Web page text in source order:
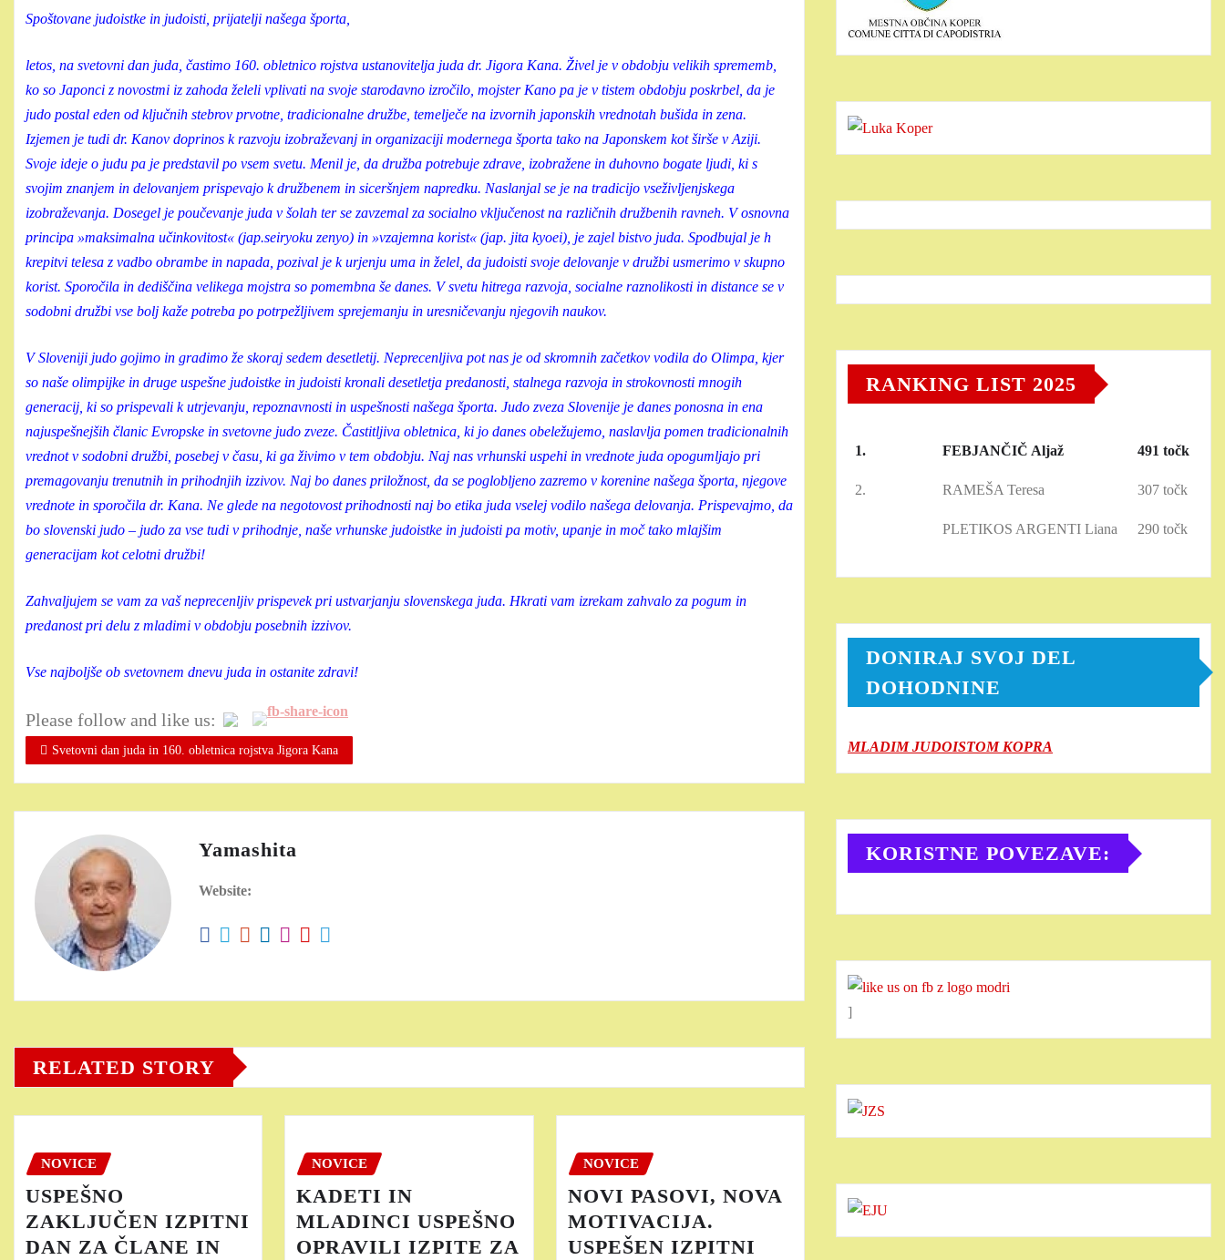
Spoštovane judoistke in judoisti, prijatelji našega športa,
letos, na svetovni dan juda, častimo 160. obletnico rojstva ustanovitelja juda dr. Jigora Kana. Živel je v obdobju velikih sprememb,
ko so Japonci z novostmi iz zahoda želeli vplivati na svoje starodavno izročilo, mojster Kano pa je v tistem obdobju poskrbel, da je
judo postal eden od ključnih stebrov prvotne, tradicionalne družbe, temelječe na izvornih japonskih vrednotah bušida in zena.
Izjemen je tudi dr. Kanov doprinos k razvoju izobraževanj in organizaciji modernega športa tako na Japonskem kot širše v Aziji.
Svoje ideje o judu pa je predstavil po vsem svetu. Menil je, da družba potrebuje zdrave, izobražene in duhovno bogate ljudi, ki s
svojim znanjem in delovanjem prispevajo k družbenem in siceršnjem napredku. Naslanjal se je na tradicijo vseživljenjskega
izobraževanja. Dosegel je poučevanje juda v šolah ter se zavzemal za socialno vključenost na različnih družbenih ravneh. V osnovna
principa »maksimalna učinkovitost« (jap.seiryoku zenyo) in »vzajemna korist« (jap. jita kyoei), je zajel bistvo juda. Spodbujal je h
krepitvi telesa z vadbo obrambe in napada, pozival je k urjenju uma in želel, da judoisti svoje delovanje v družbi usmerimo v skupno
korist. Sporočila in dediščina velikega mojstra so pomembna še danes. V svetu hitrega razvoja, socialne raznolikosti in distance se v
sodobni družbi vse bolj kaže potreba po potrpežljivem sprejemanju in uresničevanju njegovih naukov.
V Sloveniji judo gojimo in gradimo že skoraj sedem desetletij. Neprecenljiva pot nas je od skromnih začetkov vodila do Olimpa, kjer
so naše olimpijke in druge uspešne judoistke in judoisti kronali desetletja predanosti, stalnega razvoja in strokovnosti mnogih
generacij, ki so prispevali k utrjevanju, repoznavnosti in uspešnosti našega športa. Judo zveza Slovenije je danes ponosna in ena
najuspešnejših članic Evropske in svetovne judo zveze. Častitljiva obletnica, ki jo danes obeležujemo, naslavlja pomen tradicionalnih
vrednot v sodobni družbi, posebej v času, ki ga živimo v tem obdobju. Naj nas vrhunski uspehi in vrednote juda opogumljajo pri
premagovanju trenutnih in prihodnjih izzivov. Naj bo danes priložnost, da se poglobljeno zazremo v korenine našega športa, njegove
vrednote in sporočila dr. Kana. Ne glede na negotovost prihodnosti naj bo etika juda vselej vodilo našega delovanja. Prispevajmo, da
bo slovenski judo – judo za vse tudi v prihodnje, naše vrhunske judoistke in judoisti pa motiv, upanje in moč tako mlajšim
generacijam kot celotni družbi!
Zahvaljujem se vam za vaš neprecenljiv prispevek pri ustvarjanju slovenskega juda. Hkrati vam izrekam zahvalo za pogum in
predanost pri delu z mladimi v obdobju posebnih izzivov.
Vse najboljše ob svetovnem dnevu juda in ostanite zdravi!
Please follow and like us:
Svetovni dan juda in 160. obletnica rojstva Jigora Kana
Yamashita
Website:
RELATED STORY
NOVICE
USPEŠNO
ZAKLJUČEN IZPITNI
DAN ZA ČLANE IN
NOVICE
KADETI IN
MLADINCI USPEŠNO
OPRAVILI IZPITE ZA
NOVICE
NOVI PASOVI, NOVA
MOTIVACIJA.
USPEŠEN IZPITNI
RANKING LIST 2025
1. FEBJANČIČ Aljaž 491 točk
2. RAMEŠA Teresa 307 točk
PLETIKOS ARGENTI Liana 290 točk
DONIRAJ SVOJ DEL
DOHODNINE
MLADIM JUDOISTOM KOPRA
KORISTNE POVEZAVE:
]